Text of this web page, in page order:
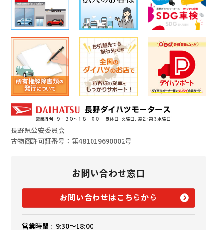
長野県公安委員会
古物商許可証番号：第481019690002号
お問い合わせ窓口
お問い合わせはこちらから
営業時間 : 9:30〜18:00